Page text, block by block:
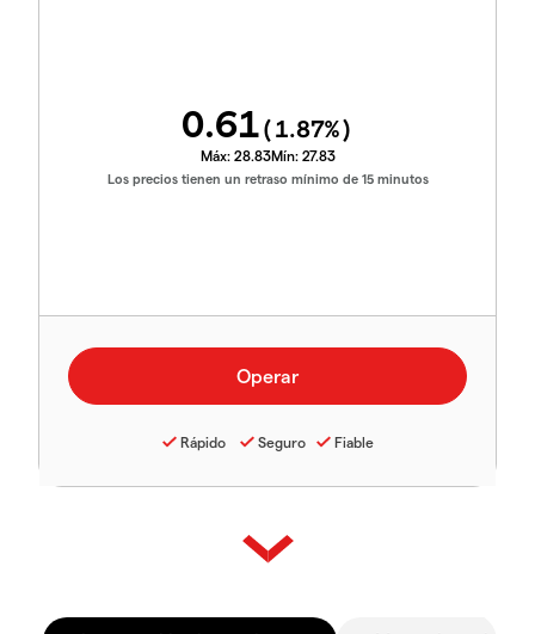
0.61(1.87%)
Máx: 28.83Mín: 27.83
Los precios tienen un retraso mínimo de 15 minutos
Rápido Seguro Fiable